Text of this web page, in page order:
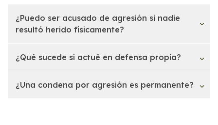
¿Puedo ser acusado de agresión si nadie
resultó herido físicamente?
¿Qué sucede si actué en defensa propia?
¿Una condena por agresión es permanente?